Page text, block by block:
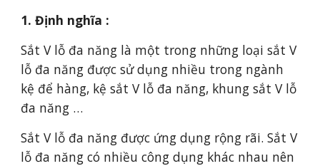
1. Định nghĩa :
Sắt V lỗ đa năng là một trong những loại sắt V
lỗ đa năng được sử dụng nhiều trong ngành
kệ để hàng, kệ sắt V lỗ đa năng, khung sắt V lỗ
đa năng …
Sắt V lỗ đa năng được ứng dụng rộng rãi. Sắt V
lỗ đa năng có nhiều công dụng khác nhau nên